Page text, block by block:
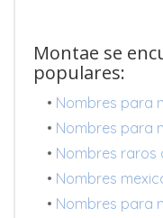
Montae se
populares:
• Nombres para
• Nombres para
• Nombres raros
• Nombres
• Nombres para